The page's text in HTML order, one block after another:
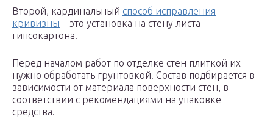
Второй, кардинальный способ исправления
кривизны – это установка на стену листа
гипсокартона.
Перед началом работ по отделке стен плиткой их
нужно обработать грунтовкой. Состав подбирается в
зависимости от материала поверхности стен, в
соответствии с рекомендациями на упаковке
средства.